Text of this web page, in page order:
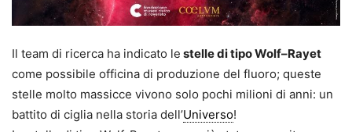
Il team di ricerca ha indicato le stelle di tipo Wolf–Rayet
come possibile officina di produzione del fluoro; queste
stelle molto massicce vivono solo pochi milioni di anni: un
battito di ciglia nella storia dell’Universo!